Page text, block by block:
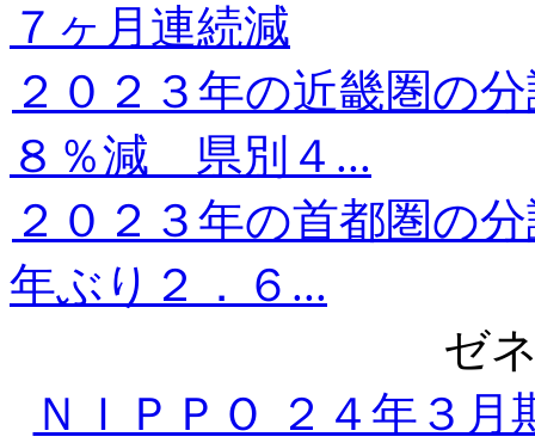
７ヶ月連続減
２０２３年の近畿圏の
８％減 県別４...
２０２３年の首都圏の
年ぶり２．６...
ゼ
ＮＩＰＰＯ ２４年３